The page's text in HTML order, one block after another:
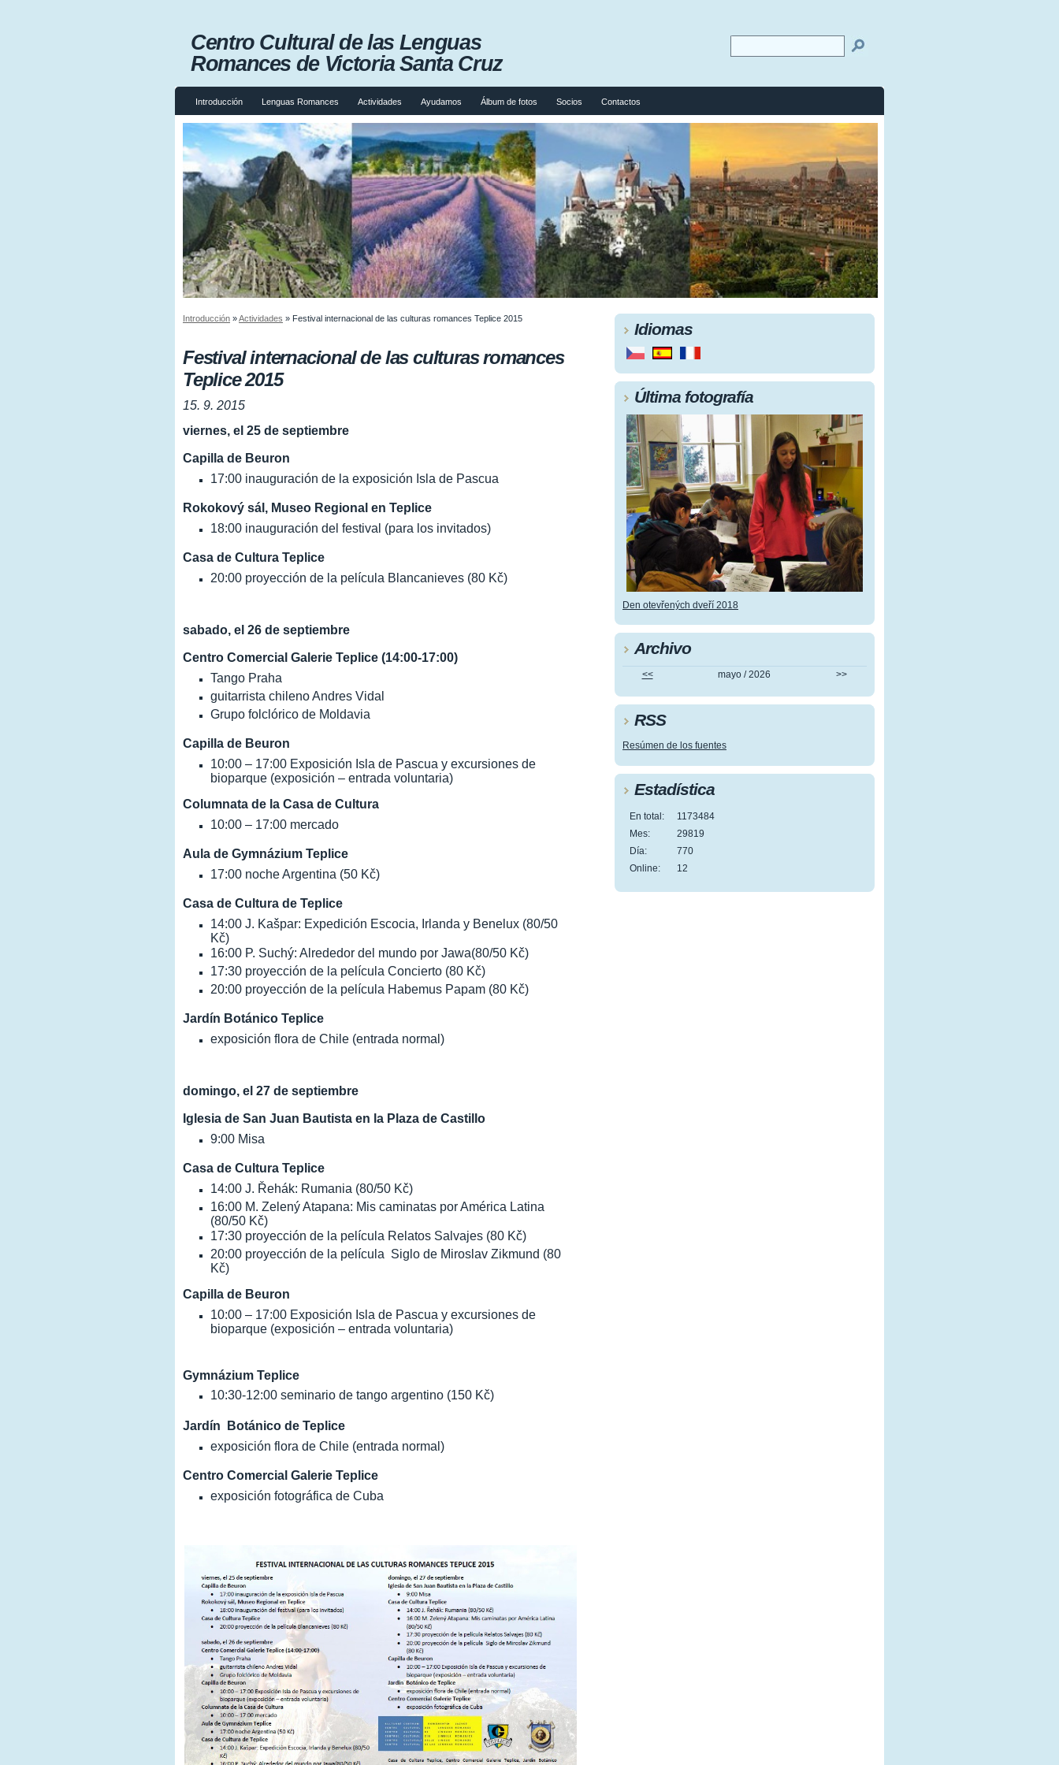
Introducción Lenguas Romances Actividades Ayudamos Álbum de fotos Socios Contactos
Centro Cultural de las Lenguas
Romances de Victoria Santa Cruz
Introducción »Actividades » Festival internacional de las culturas romances Teplice 2015
Festival internacional de las culturas romances
Teplice 2015
15. 9. 2015
viernes, el 25 de septiembre
Capilla de Beuron
17:00 inauguración de la exposición Isla de Pascua
Rokokový sál, Museo Regional en Teplice
18:00 inauguración del festival (para los invitados)
Casa de Cultura Teplice
20:00 proyección de la película Blancanieves (80 Kč)
sabado, el 26 de septiembre
Centro Comercial Galerie Teplice (14:00-17:00)
Tango Praha
guitarrista chileno Andres Vidal
Grupo folclórico de Moldavia
Capilla de Beuron
10:00 – 17:00 Exposición Isla de Pascua y excursiones de
bioparque (exposición – entrada voluntaria)
Columnata de la Casa de Cultura
10:00 – 17:00 mercado
Aula de Gymnázium Teplice
17:00 noche Argentina (50 Kč)
Casa de Cultura de Teplice
14:00 J. Kašpar: Expedición Escocia, Irlanda y Benelux (80/50
Kč)
16:00 P. Suchý: Alrededor del mundo por Jawa(80/50 Kč)
17:30 proyección de la película Concierto (80 Kč)
20:00 proyección de la película Habemus Papam (80 Kč)
Jardín Botánico Teplice
exposición flora de Chile (entrada normal)
domingo, el 27 de septiembre
Iglesia de San Juan Bautista en la Plaza de Castillo
9:00 Misa
Casa de Cultura Teplice
14:00 J. Řehák: Rumania (80/50 Kč)
16:00 M. Zelený Atapana: Mis caminatas por América Latina
(80/50 Kč)
17:30 proyección de la película Relatos Salvajes (80 Kč)
20:00 proyección de la película Siglo de Miroslav Zikmund (80
Kč)
Capilla de Beuron
10:00 – 17:00 Exposición Isla de Pascua y excursiones de
bioparque (exposición – entrada voluntaria)
Gymnázium Teplice
10:30-12:00 seminario de tango argentino (150 Kč)
Jardín Botánico de Teplice
exposición flora de Chile (entrada normal)
Centro Comercial Galerie Teplice
exposición fotográfica de Cuba
Idiomas
Última fotografía
Den otevřených dveří 2018
Archivo
<< mayo / 2026 >>
RSS
Resúmen de los fuentes
Estadística
Online: 12
En total:
1173484
Mes:
29819
Día:
770